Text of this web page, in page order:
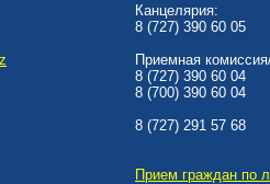
Канцелярия:
8 (727) 390 60 05
Приемная
8 (727) 390 60 04
8 (700) 390 60 04
8 (727) 291 57 68
Прием граждан по